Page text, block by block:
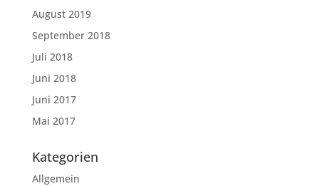
August 2019
September 2018
Juli 2018
Juni 2018
Juni 2017
Mai 2017
Kategorien
Allgemein